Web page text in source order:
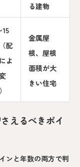
る建物
15
配
よ
金属屋
根、屋根
面積が大
きい住宅
えるべきポイ
ンと年数の両方で判